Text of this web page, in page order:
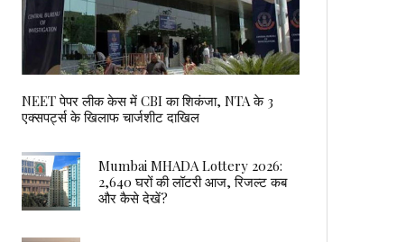
NEET पेपर लीक केस में CBI का शिकंजा, NTA के 3
एक्सपर्ट्स के खिलाफ चार्जशीट दाखिल
Mumbai MHADA Lottery 2026:
2,640 घरों की लॉटरी आज, रिजल्ट कब
और कैसे देखें?